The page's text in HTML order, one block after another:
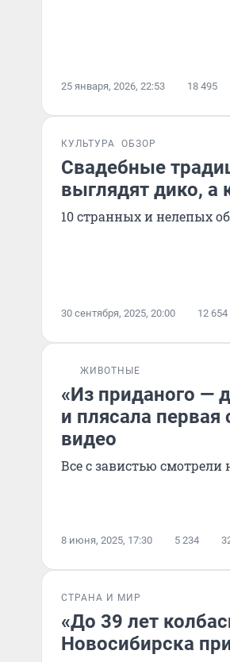
25 января, 2026, 22:53 18 495
КУЛЬТУРА ОБЗОР
Свадебные
выглядят дико, а
10 странных и нелепых
30 сентября, 2025, 20:00 12 654
ЖИВОТНЫЕ
«Из приданого —
и плясала
видео
Все с завистью смотрели
8 июня, 2025, 17:30 5 234
СТРАНА И МИР
«До 39 лет
Новосибирска